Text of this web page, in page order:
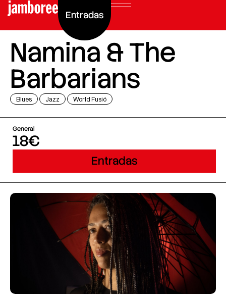
Entradas
Namina & The
Barbarians
Blues Jazz World Fusió
General
18€
Entradas